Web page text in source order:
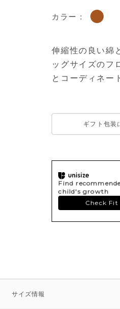
カラー：
伸縮性の良い綿
ッグサイズのフ
とコーディネー
ギフト包装
Find
child's growth
Check Fit
サイズ情報